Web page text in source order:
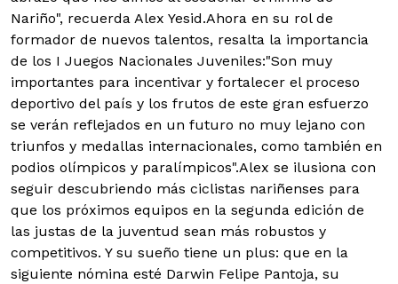
Nariño", recuerda Alex Yesid.Ahora en su rol de
formador de nuevos talentos, resalta la importancia
de los I Juegos Nacionales Juveniles:"Son muy
importantes para incentivar y fortalecer el proceso
deportivo del país y los frutos de este gran esfuerzo
se verán reflejados en un futuro no muy lejano con
triunfos y medallas internacionales, como también en
podios olímpicos y paralímpicos".Alex se ilusiona con
seguir descubriendo más ciclistas nariñenses para
que los próximos equipos en la segunda edición de
las justas de la juventud sean más robustos y
competitivos. Y su sueño tiene un plus: que en la
siguiente nómina esté Darwin Felipe Pantoja, su